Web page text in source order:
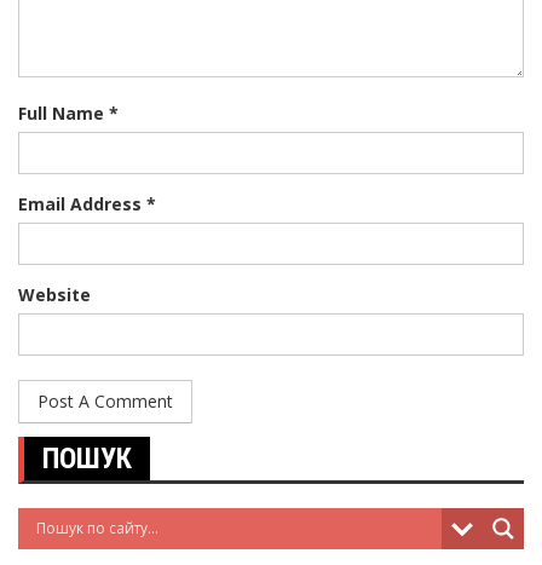
Full Name *
Email Address *
Website
ПОШУК